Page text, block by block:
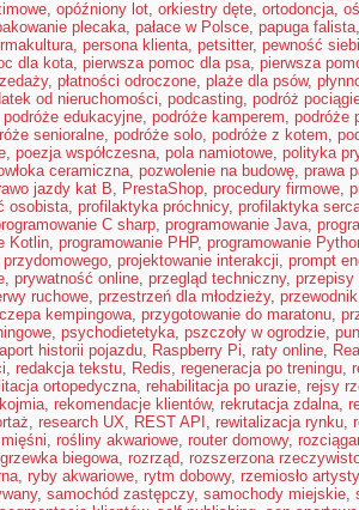
, opóźniony lot, orkiestry dęte, ortodoncja,
plecaka, pałace w Polsce, papuga falista
, persona klienta, petsitter, pewność
dla kota, pierwsza pomoc dla psa, pierwsza
, płatności odroczone, plaże dla psów,
od nieruchomości, podcasting, podróż
podróże edukacyjne, podróże kamperem, podróże
senioralne, podróże solo, podróże z kotem,
, poezja współczesna, pola namiotowe, polityka
ceramiczna, pozwolenie na budowę, prawa
jazdy kat B, PrestaShop, procedury firmowe,
osobista, profilaktyka próchnicy, profilaktyka
C sharp, programowanie Java,
Kotlin, programowanie PHP, programowanie
, projektowanie interakcji, prompt
, prywatność online, przegląd techniczny, przepisy
ruchowe, przestrzeń dla młodzieży,
kempingowa, przygotowanie do maratonu,
, psychodietetyka, pszczoły w ogrodzie,
historii pojazdu, Raspberry Pi, raty online,
, redakcja tekstu, Redis, regeneracja po treningu,
ortopedyczna, rehabilitacja po urazie, rejsy
, rekomendacje klientów, rekrutacja zdalna,
, research UX, REST API , rewitalizacja rynku,
, rośliny akwariowe, router domowy,
biegowa, rozrząd, rozszerzona
, ryby akwariowe, rytm dobowy, rzemiosło
, samochód zastępczy, samochody miejskie,